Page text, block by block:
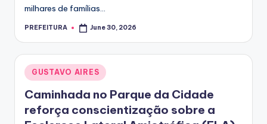
milhares de famílias...
Posted
PREFEITURA June 30, 2026
Posted
in
GUSTAVO AIRES
Caminhada no Parque da Cidade
reforça conscientização sobre a